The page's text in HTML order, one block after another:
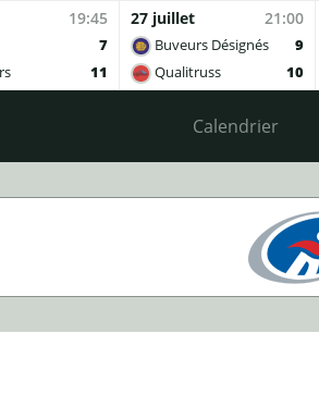
19:45
7
11
27 juillet 21:00
Buveurs Désignés
9
Qualitruss
10
Calendrier